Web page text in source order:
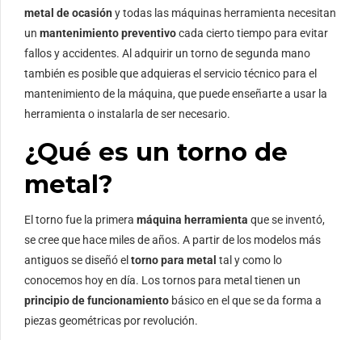
metal de ocasión y todas las máquinas herramienta necesitan
un mantenimiento preventivocada cierto tiempo para evitar
fallos y accidentes. Al adquirir un torno de segunda mano
también es posible que adquieras el servicio técnico para el
mantenimiento de la máquina, que puede enseñarte a usar la
herramienta o instalarla de ser necesario.
¿Qué es un torno de
metal?
El torno fue la primera máquina herramienta que se inventó,
se cree que hace miles de años. A partir de los modelos más
antiguos se diseñó el torno para metal tal y como lo
conocemos hoy en día. Los tornos para metal tienen un
principio de funcionamiento básico en el que se da forma a
piezas geométricas por revolución.